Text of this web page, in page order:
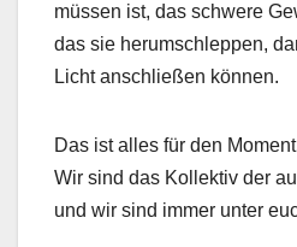
müssen ist, das schwere
das sie herumschleppen,
Licht anschließen können.
Das ist alles für den
Wir sind das Kollektiv der
und wir sind immer unter